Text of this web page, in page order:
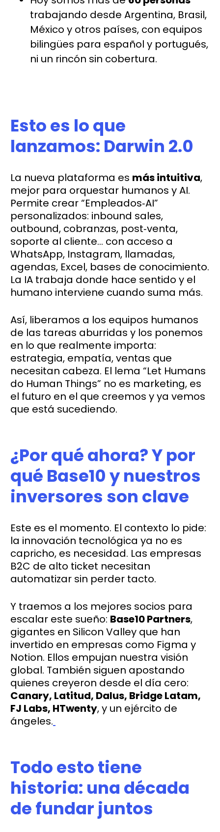
trabajando desde Argentina, Brasil,
México y otros países, con equipos
bilingües para español y portugués,
ni un rincón sin cobertura.
Esto es lo que
lanzamos: Darwin 2.0
La nueva plataforma es más intuitiva,
mejor para orquestar humanos y AI.
Permite crear “Empleados‑AI”
personalizados: inbound sales,
outbound, cobranzas, post‑venta,
soporte al cliente… con acceso a
WhatsApp, Instagram, llamadas,
agendas, Excel, bases de conocimiento.
La IA trabaja donde hace sentido y el
humano interviene cuando suma más.
Así, liberamos a los equipos humanos
de las tareas aburridas y los ponemos
en lo que realmente importa:
estrategia, empatía, ventas que
necesitan cabeza. El lema “Let Humans
do Human Things” no es marketing, es
el futuro en el que creemos y ya vemos
que está sucediendo.
¿Por qué ahora? Y por
qué Base10 y nuestros
inversores son clave
Este es el momento. El contexto lo pide:
la innovación tecnológica ya no es
capricho, es necesidad. Las empresas
B2C de alto ticket necesitan
automatizar sin perder tacto.
Y traemos a los mejores socios para
escalar este sueño: Base10 Partners,
gigantes en Silicon Valley que han
invertido en empresas como Figma y
Notion. Ellos empujan nuestra visión
global. También siguen apostando
quienes creyeron desde el día cero:
Canary, Latitud, Dalus, Bridge Latam,
FJ Labs, HTwenty, y un ejército de
ángeles.
Todo esto tiene
historia: una década
de fundar juntos